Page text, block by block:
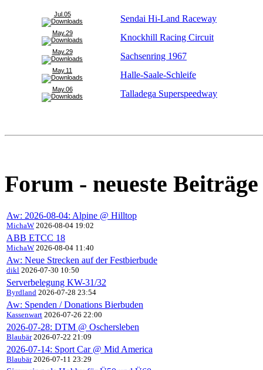
Jul.05 Sendai Hi-Land Raceway
May.29 Knockhill Racing Circuit
May.29 Sachsenring 1967
May.11 Halle-Saale-Schleife
May.06 Talladega Superspeedway
Forum - neueste Beiträge
Aw: 2026-08-04: Alpine @ Hilltop
MichaW 2026-08-04 19:02
ABB ETCC 18
MichaW 2026-08-04 11:40
Aw: Neue Strecken auf der Festbierbude
dikl 2026-07-30 10:50
Serverbelegung KW-31/32
Byrdland 2026-07-28 23:54
Aw: Spenden / Donations Bierbuden
Kassenwart 2026-07-26 22:00
2026-07-28: DTM @ Oschersleben
Blaubär2026-07-22 21:09
2026-07-14: Sport Car @ Mid America
Blaubär2026-07-11 23:29